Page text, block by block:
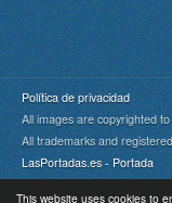
This website uses cookies to
Política de privacidad
All images are copyrighted
All trademarks and
LasPortadas.es - Portada